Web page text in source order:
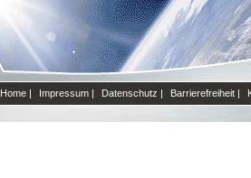
Home | Impressum | Datenschutz | Barrierefreiheit |